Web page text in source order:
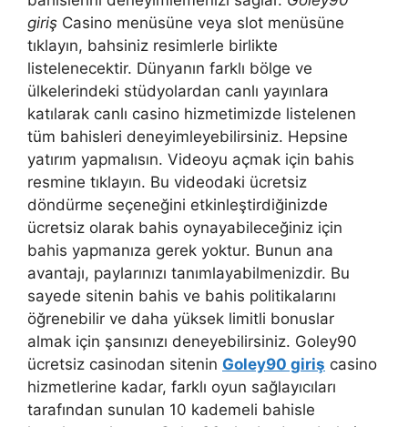
giriş Casino menüsüne veya slot menüsüne
tıklayın, bahsiniz resimlerle birlikte
listelenecektir. Dünyanın farklı bölge ve
ülkelerindeki stüdyolardan canlı yayınlara
katılarak canlı casino hizmetimizde listelenen
tüm bahisleri deneyimleyebilirsiniz. Hepsine
yatırım yapmalısın. Videoyu açmak için bahis
resmine tıklayın. Bu videodaki ücretsiz
döndürme seçeneğini etkinleştirdiğinizde
ücretsiz olarak bahis oynayabileceğiniz için
bahis yapmanıza gerek yoktur. Bunun ana
avantajı, paylarınızı tanımlayabilmenizdir. Bu
sayede sitenin bahis ve bahis politikalarını
öğrenebilir ve daha yüksek limitli bonuslar
almak için şansınızı deneyebilirsiniz. Goley90
ücretsiz casinodan sitenin Goley90 giriş casino
hizmetlerine kadar, farklı oyun sağlayıcıları
tarafından sunulan 10 kademeli bahisle